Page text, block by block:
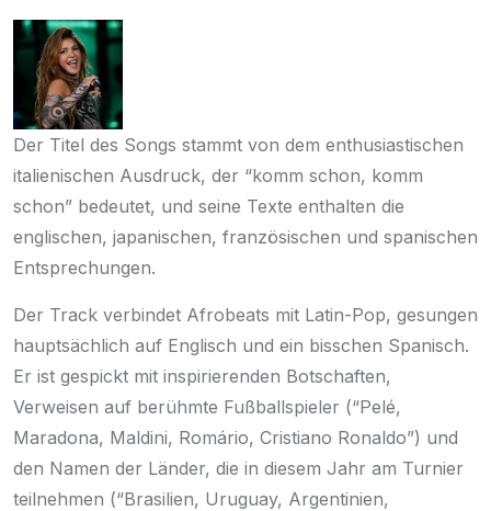
Der Titel des Songs stammt von dem enthusiastischen
italienischen Ausdruck, der “komm schon, komm
schon” bedeutet, und seine Texte enthalten die
englischen, japanischen, französischen und spanischen
Entsprechungen.
Der Track verbindet Afrobeats mit Latin-Pop, gesungen
hauptsächlich auf Englisch und ein bisschen Spanisch.
Er ist gespickt mit inspirierenden Botschaften,
Verweisen auf berühmte Fußballspieler (“Pelé,
Maradona, Maldini, Romário, Cristiano Ronaldo”) und
den Namen der Länder, die in diesem Jahr am Turnier
teilnehmen (“Brasilien, Uruguay, Argentinien,